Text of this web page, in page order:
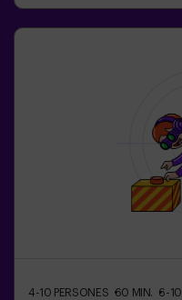
4-10 PERSONES 60 MIN. 6-10